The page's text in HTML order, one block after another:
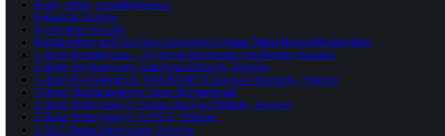
Firmy, spółki, przedsiębiorstwa
Fotografia Staszów
Fryzjerstwo Staszów
Fundacja Przyjaciół ku Czci Cudownego Obrazu Matki Boskiej Bogoryjskiej
Gabinet Kosmetyczno – Fryzjerski Małgorzata Putelbergier, Połaniec
Gabinet psychiatryczny Katarzyna Kielczyk, Staszów
Gabinet Psychologiczny NEUROMED Justyna Grudzińska, Połaniec
Gabinet Stomatologiczny Aneta Jeż-Stachniak
Gabinet Weterynaryjny Jolanta Haczyk-Zielińska, Staszów
Gabinet Weterynaryjny ŁATEK, Połaniec
GALA Market Budowlany, Staszów